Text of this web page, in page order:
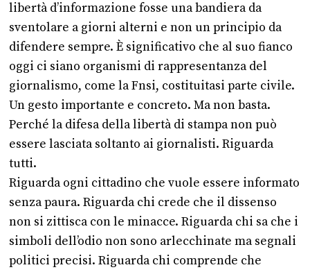
libertà d’informazione fosse una bandiera da
sventolare a giorni alterni e non un principio da
difendere sempre. È significativo che al suo fianco
oggi ci siano organismi di rappresentanza del
giornalismo, come la Fnsi, costituitasi parte civile.
Un gesto importante e concreto. Ma non basta.
Perché la difesa della libertà di stampa non può
essere lasciata soltanto ai giornalisti. Riguarda
tutti.
Riguarda ogni cittadino che vuole essere informato
senza paura. Riguarda chi crede che il dissenso
non si zittisca con le minacce. Riguarda chi sa che i
simboli dell’odio non sono arlecchinate ma segnali
politici precisi. Riguarda chi comprende che